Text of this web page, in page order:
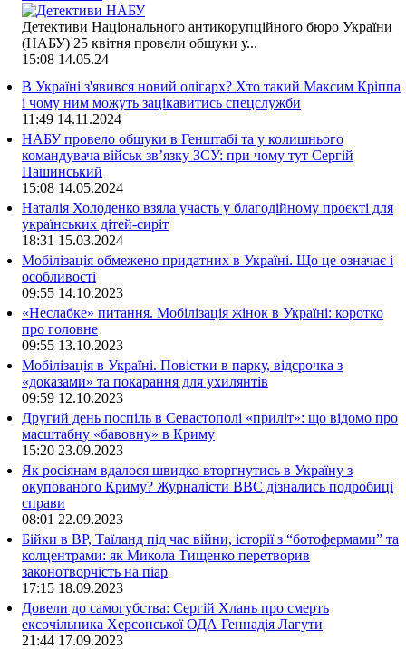
Детективи Національного антикорупційного бюро України
(НАБУ) 25 квітня провели обшуки у...
15:08 14.05.24
В Україні з'явився новий олігарх? Хто такий Максим Кріппа
і чому ним можуть зацікавитись спецслужби
11:49 14.11.2024
НАБУ провело обшуки в Генштабі та у колишнього
командувача військ зв’язку ЗСУ: при чому тут Сергій
Пашинський
15:08 14.05.2024
Наталія Холоденко взяла участь у благодійному проєкті для
українських дітей-сиріт
18:31 15.03.2024
Мобілізація обмежено придатних в Україні. Що це означає і
особливості
09:55 14.10.2023
«Неслабке» питання. Мобілізація жінок в Україні: коротко
про головне
09:55 13.10.2023
Мобілізація в Україні. Повістки в парку, відсрочка з
«доказами» та покарання для ухилянтів
09:59 12.10.2023
Другий день поспіль в Севастополі «приліт»: що відомо про
масштабну «бавовну» в Криму
15:20 23.09.2023
Як росіянам вдалося швидко вторгнутись в Україну з
окупованого Криму? Журналісти ВВС дізнались подробиці
справи
08:01 22.09.2023
Бійки в ВР, Таїланд під час війни, історії з “ботофермами” та
колцентрами: як Микола Тищенко перетворив
законотворчість на піар
17:15 18.09.2023
Довели до самогубства: Сергій Хлань про смерть
ексочільника Херсонської ОДА Геннадія Лагути
21:44 17.09.2023